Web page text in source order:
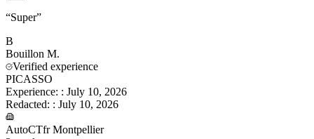
“Super”
B
Bouillon M.
Verified experience
PICASSO
Experience: : July 10, 2026
Redacted: : July 10, 2026
AutoCTfr Montpellier